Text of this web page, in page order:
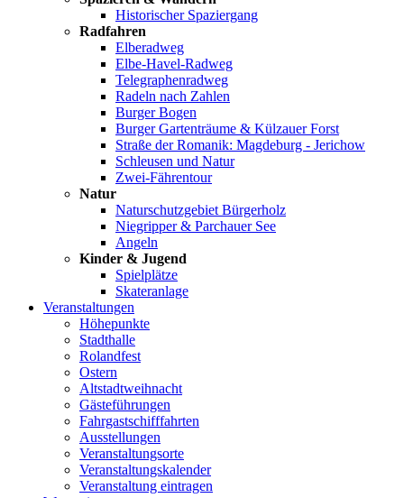
Historischer Spaziergang
Radfahren
Elberadweg
Elbe-Havel-Radweg
Telegraphenradweg
Radeln nach Zahlen
Burger Bogen
Burger Gartenträume & Külzauer Forst
Straße der Romanik: Magdeburg - Jerichow
Schleusen und Natur
Zwei-Fährentour
Natur
Naturschutzgebiet Bürgerholz
Niegripper & Parchauer See
Angeln
Kinder & Jugend
Spielplätze
Skateranlage
Veranstaltungen
Höhepunkte
Stadthalle
Rolandfest
Ostern
Altstadtweihnacht
Gästeführungen
Fahrgastschifffahrten
Ausstellungen
Veranstaltungsorte
Veranstaltungskalender
Veranstaltung eintragen